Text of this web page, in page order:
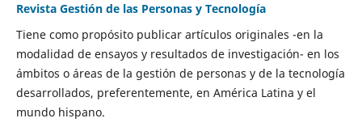
Revista Gestión de las Personas y Tecnología
Tiene como propósito publicar artículos originales -en la
modalidad de ensayos y resultados de investigación- en los
ámbitos o áreas de la gestión de personas y de la tecnología
desarrollados, preferentemente, en América Latina y el
mundo hispano.